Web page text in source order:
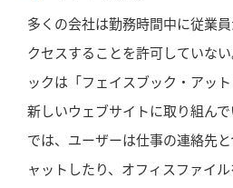
多くの会社は勤務時間中に従業
クセスすることを許可していな
ックは「フェイスブック・アッ
新しいウェブサイトに取り組ん
では、ユーザーは仕事の連絡先
ャットしたり、オフィスファイ